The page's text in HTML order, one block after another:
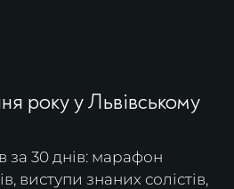
року у Львівському
за 30 днів: марафон
виступи знаних солістів,